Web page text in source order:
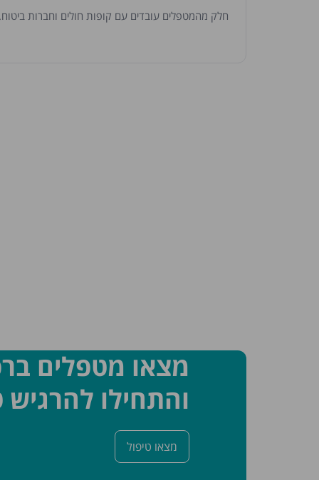
חלק מהמטפלים עובדים עם קופות חולים וחברות
מצאו מטפלים
והתחילו להרגיש
מצאו טיפול